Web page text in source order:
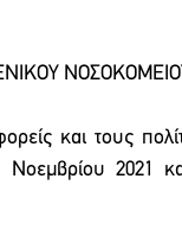
και τους
Νοεμβρίου 2021